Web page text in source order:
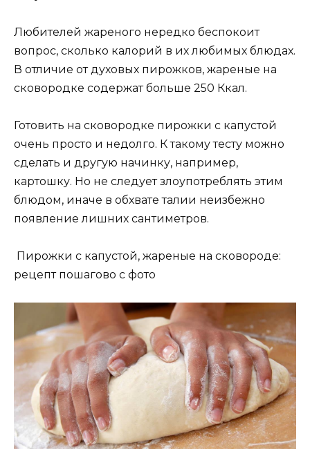
Любителей жареного нередко беспокоит
вопрос, сколько калорий в их любимых блюдах.
В отличие от духовых пирожков, жареные на
сковородке содержат больше 250 Ккал.
Готовить на сковородке пирожки с капустой
очень просто и недолго. К такому тесту можно
сделать и другую начинку, например,
картошку. Но не следует злоупотреблять этим
блюдом, иначе в обхвате талии неизбежно
появление лишних сантиметров.
Пирожки с капустой, жареные на сковороде:
рецепт пошагово с фото